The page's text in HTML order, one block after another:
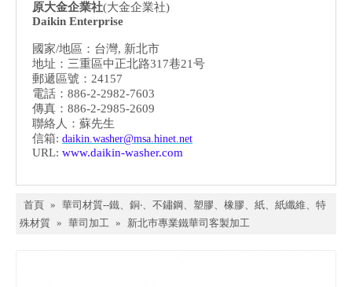
原大金企業社(大金企業社)
Daikin Enterprise
國家/地區：台灣, 新北市
地址：三重區中正北路317巷21号
郵遞區號：24157
電話：886-2-2982-7603
傳真：886-2-2985-2609
聯絡人：蘇先生
信箱: daikin.washer@msa.hinet.net
URL: www.daikin-washer.com
首頁 » 華司材質--鐵、銅‧、不鏽鋼、塑膠、橡膠、紙、紙纖維、特
殊材質 » 華司加工 » 新北巿專業鐵華司客製加工